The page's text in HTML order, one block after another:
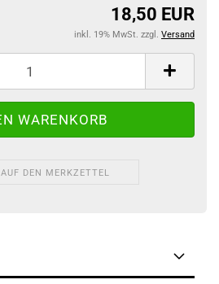
18,50 EUR
inkl. 19% MwSt. zzgl. Versand
AUF DEN MERKZETTEL